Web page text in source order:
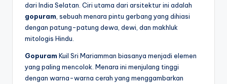
dari India Selatan. Ciri utama dari arsitektur ini adalah
gopuram , sebuah menara pintu gerbang yang dihiasi
dengan patung-patung dewa, dewi, dan makhluk
mitologis Hindu.
Gopuram Kuil Sri Mariamman biasanya menjadi elemen
yang paling mencolok. Menara ini menjulang tinggi
dengan warna-warna cerah yang menggambarkan